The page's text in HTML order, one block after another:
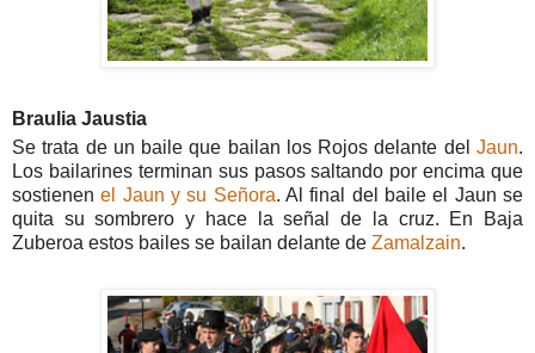
Braulia Jaustia
Se trata de un baile que bailan los Rojos delante del Jaun.
Los bailarines terminan sus pasos saltando por encima que
sostienenel Jaun y su Señora. Al final del baile el Jaun se
quita su sombrero y hace la señal de la cruz. En Baja
Zuberoa estos bailes se bailan delante de Zamalzain.